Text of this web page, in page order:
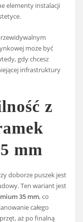
elementy instalacji
może być
gdy chcesz
infrastruktury
z
mm
doborze puszek jest
Ten wariant jest
35 mm, co
całego
aż po finalną